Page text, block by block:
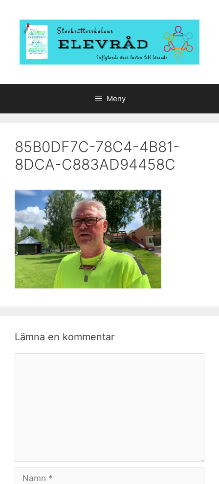
innehåll
Meny
85B0DF7C-78C4-4B81-
8DCA-C883AD94458C
Lämna en kommentar
Namn